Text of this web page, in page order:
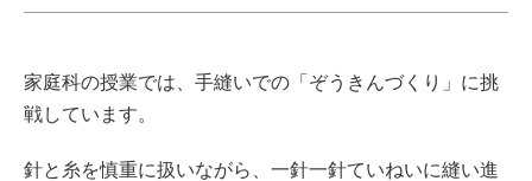
家庭科の授業では、手縫いでの「ぞうきんづくり」に挑
戦しています。
針と糸を慎重に扱いながら、一針一針ていねいに縫い進